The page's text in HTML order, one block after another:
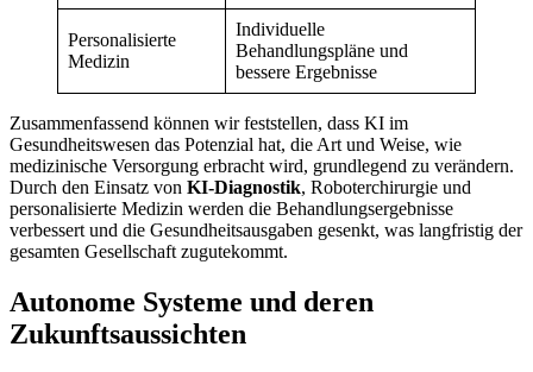
Personalisierte
Medizin
Individuelle
Behandlungspläne und
bessere Ergebnisse
Zusammenfassend können wir feststellen, dass KI im
Gesundheitswesen das Potenzial hat, die Art und Weise, wie
medizinische Versorgung erbracht wird, grundlegend zu verändern.
Durch den Einsatz von KI-Diagnostik, Roboterchirurgie und
personalisierte Medizin werden die Behandlungsergebnisse
verbessert und die Gesundheitsausgaben gesenkt, was langfristig der
gesamten Gesellschaft zugutekommt.
Autonome Systeme und deren
Zukunftsaussichten